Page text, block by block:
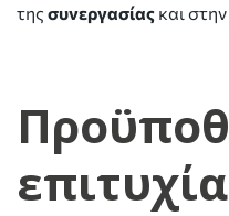
της συνεργασίας και